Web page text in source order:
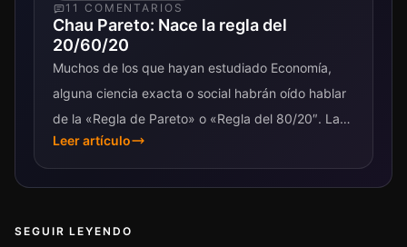
11 COMENTARIO S
Chau Pareto: Nace la regla del
20/60/20
Muchos de los que hayan estudiado Economía,
alguna ciencia exacta o social habrán oído hablar
de la «Regla de Pareto» o «Regla del 80/20″. La
regla surgió cuando...
Leer artículo
SEGUIR LEYENDO